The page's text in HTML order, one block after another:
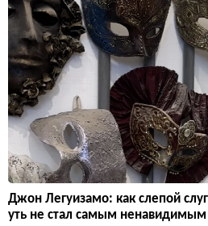
Джон Легуизамо: как слепой
уть не стал самым ненавидимым